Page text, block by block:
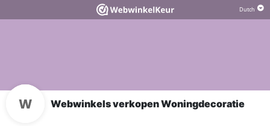
Webwinkels verkopen Woningdecoratie